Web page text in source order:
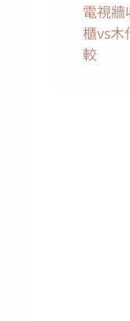
電視
櫃vs木
較